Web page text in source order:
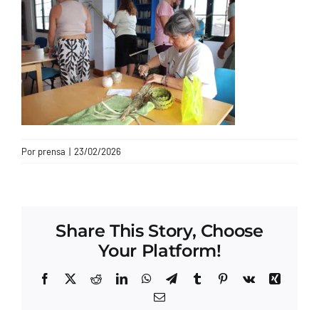
CONTACTO
Por prensa | 23/02/2026
Share This Story, Choose
Your Platform!
Facebook
X RedditLinkedInWhatsApp
TelegramTumblrPinterest
Vk
Xing
Correo